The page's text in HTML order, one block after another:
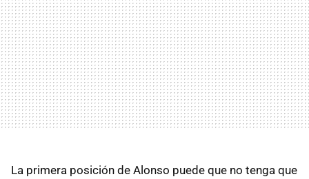
La primera posición de Alonso puede que no tenga que